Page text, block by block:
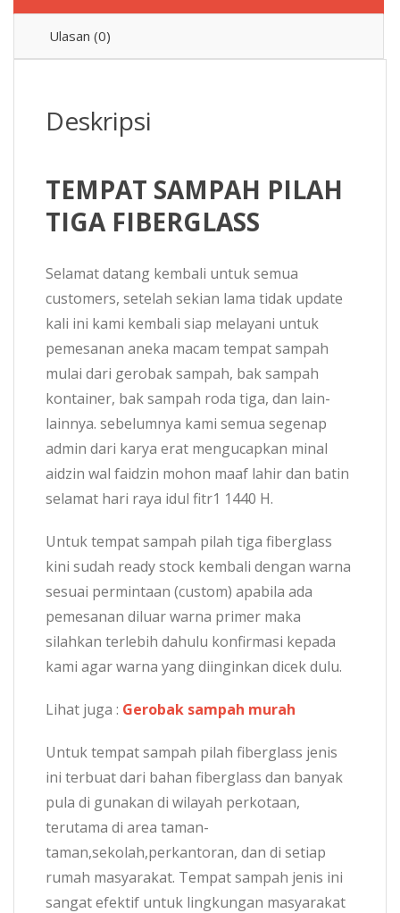
Ulasan (0)
Deskripsi
TEMPAT SAMPAH PILAH
TIGA FIBERGLASS
Selamat datang kembali untuk semua
customers, setelah sekian lama tidak update
kali ini kami kembali siap melayani untuk
pemesanan aneka macam tempat sampah
mulai dari gerobak sampah, bak sampah
kontainer, bak sampah roda tiga, dan lain-
lainnya. sebelumnya kami semua segenap
admin dari karya erat mengucapkan minal
aidzin wal faidzin mohon maaf lahir dan batin
selamat hari raya idul fitr1 1440 H.
Untuk tempat sampah pilah tiga fiberglass
kini sudah ready stock kembali dengan warna
sesuai permintaan (custom) apabila ada
pemesanan diluar warna primer maka
silahkan terlebih dahulu konfirmasi kepada
kami agar warna yang diinginkan dicek dulu.
Lihat juga : Gerobak sampah murah
Untuk tempat sampah pilah fiberglass jenis
ini terbuat dari bahan fiberglass dan banyak
pula di gunakan di wilayah perkotaan,
terutama di area taman-
taman,sekolah,perkantoran, dan di setiap
rumah masyarakat. Tempat sampah jenis ini
sangat efektif untuk lingkungan masyarakat